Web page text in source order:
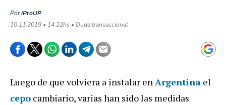
PoriProUP
10.11.2019 • 14:22hs • Duda transaccional
Luego de que volviera a instalar enArgentina el
cepo cambiario, varias han sido las medidas